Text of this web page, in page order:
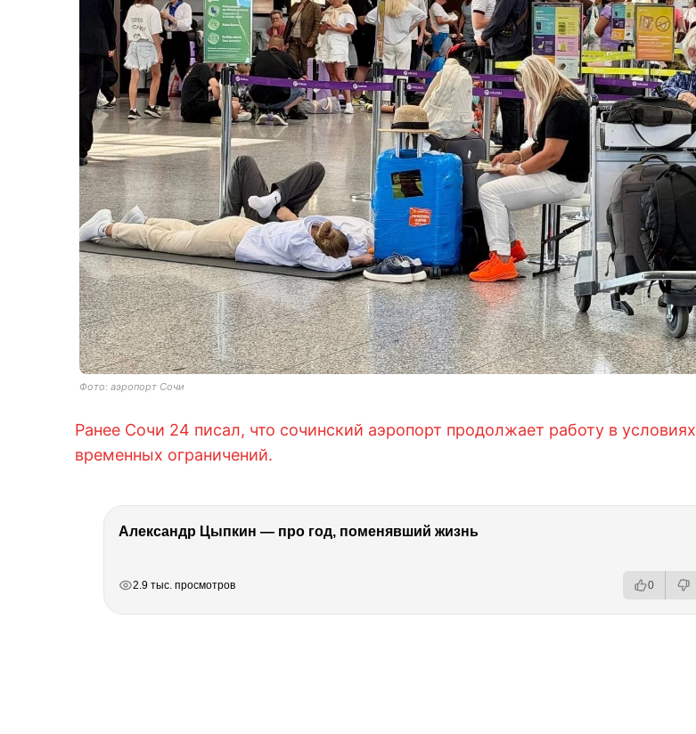
Фото: аэропорт Сочи
Ранее Сочи 24 писал, что сочинский аэропорт продолжает работу в условиях
временных ограничений.
Александр Цыпкин — про год, поменявший жизнь
2.9 тыс. просмотров 0